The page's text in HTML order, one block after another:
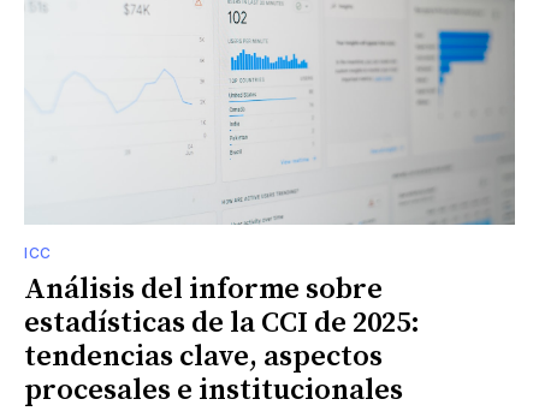
ICC
Análisis del informe sobre
estadísticas de la CCI de 2025:
tendencias clave, aspectos
procesales e institucionales